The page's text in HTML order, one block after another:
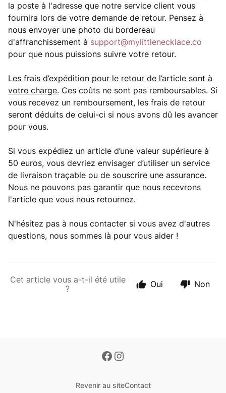
la poste à l'adresse que notre service client vous
fournira lors de votre demande de retour. Pensez à
nous envoyer une photo du bordereau
d'affranchissement à support@mylittlenecklace.co
pour que nous puissions suivre votre retour.
Les frais d’expédition pour le retour de l’article sont à
votre charge. Ces coûts ne sont pas remboursables. Si
vous recevez un remboursement, les frais de retour
seront déduits de celui-ci si nous avons dû les avancer
pour vous.
Si vous expédiez un article d’une valeur supérieure à
50 euros, vous devriez envisager d’utiliser un service
de livraison traçable ou de souscrire une assurance.
Nous ne pouvons pas garantir que nous recevrons
l'article que vous nous retournez.
N'hésitez pas à nous contacter si vous avez d'autres
questions, nous sommes là pour vous aider !
Cet article vous a-t-il été utile
?
Oui Non
Revenir au siteContact